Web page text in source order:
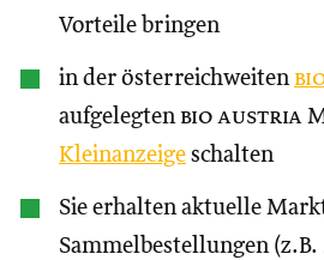
Vorteile bringen
in der österreichweiten
aufgelegten bio austria
Kleinanzeige schalten
Sie erhalten aktuelle
Sammelbestellungen